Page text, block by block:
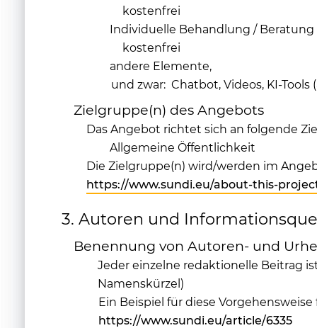
kostenfrei
Individuelle Behandlung / Beratung
kostenfrei
andere Elemente,
und zwar: Chatbot, Videos, KI-
Zielgruppe(n) des Angebots
Das Angebot richtet sich an folgende
Allgemeine Öffentlichkeit
Die Zielgruppe(n) wird/werden im
https://www.sundi.eu/about-this-
3. Autoren und
Benennung von Autoren- und
Jeder einzelne redaktionelle Beitrag
Namenskürzel)
Ein Beispiel für diese
https://www.sundi.eu/article/6335